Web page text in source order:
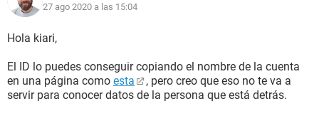
27 ago 2020 a las 15:04
Hola kiari,
El ID lo puedes conseguir copiando el nombre de la cuenta
en una página como esta
, pero creo que eso no te va a
servir para conocer datos de la persona que está detrás.